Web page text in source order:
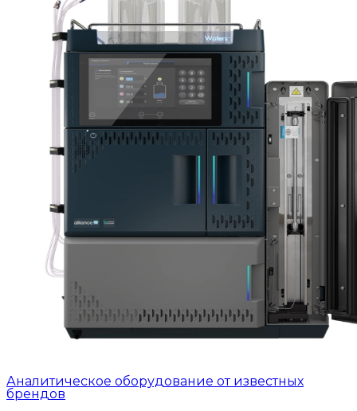
Аналитическое оборудование от известных
брендов